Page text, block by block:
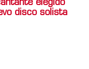
elegido
disco solista